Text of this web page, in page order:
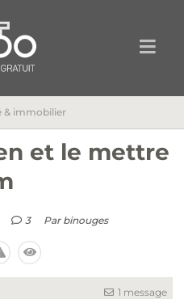
& immobilier
et le mettre
3 Par binouges
1 message